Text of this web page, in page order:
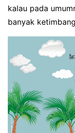
kalau pada
banyak